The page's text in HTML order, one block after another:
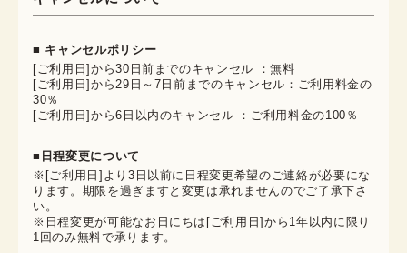
■ キャンセルポリシー
[ご利用日]から30日前までのキャンセル ：無料
[ご利用日]から29日～7日前までのキャンセル：ご利用料金の
30％
[ご利用日]から6日以内のキャンセル ：ご利用料金の100％
■日程変更について
※[ご利用日]より3日以前に日程変更希望のご連絡が必要にな
ります。期限を過ぎますと変更は承れませんのでご了承下さ
い。
※日程変更が可能なお日にちは[ご利用日]から1年以内に限り
1回のみ無料で承ります。